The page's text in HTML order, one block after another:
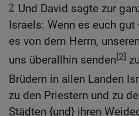
2 Und David sagte zur
Israels: Wenn es euch
es von dem Herrn,
uns überallhin senden[2]
Brüdern in allen Landen
zu den Priestern und zu
Städten {und} ihren